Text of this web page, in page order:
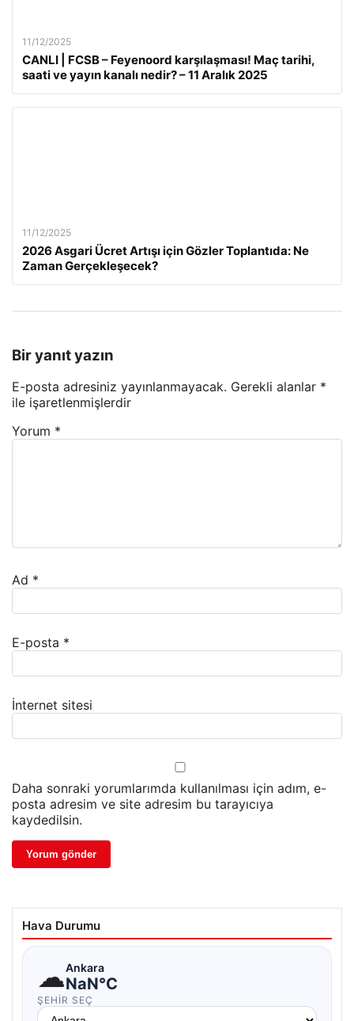
11/12/2025
CANLI | FCSB – Feyenoord karşılaşması! Maç tarihi,
saati ve yayın kanalı nedir? – 11 Aralık 2025
11/12/2025
2026 Asgari Ücret Artışı için Gözler Toplantıda: Ne
Zaman Gerçekleşecek?
Bir yanıt yazın
E-posta adresiniz yayınlanmayacak. Gerekli alanlar *
ile işaretlenmişlerdir
Yorum *
Ad *
E-posta *
İnternet sitesi
Daha sonraki yorumlarımda kullanılması için adım, e-
posta adresim ve site adresim bu tarayıcıya
kaydedilsin.
Hava Durumu
☁Ankara
NaN°C
ŞEHIR SEÇ